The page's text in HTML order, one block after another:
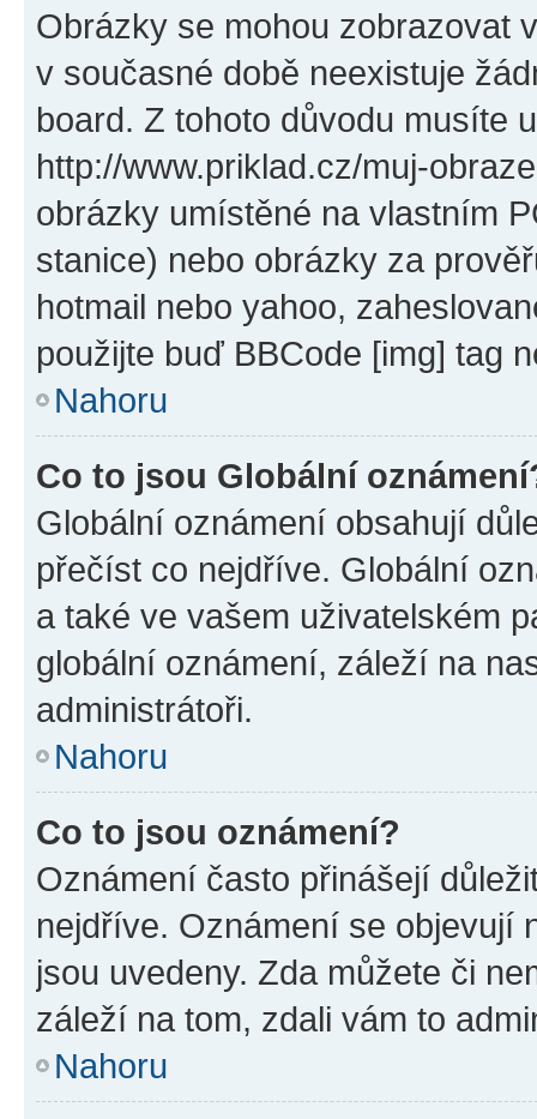
Obrázky se mohou zobrazovat
v současné době neexistuje
board. Z tohoto důvodu musíte
http://www.priklad.cz/muj-
obrázky umístěné na vlastním
stanice) nebo obrázky za
hotmail nebo yahoo,
použijte buď BBCode [img] tag
Nahoru
Co to jsou Globální
Globální oznámení obsahují
přečíst co nejdříve. Globální
a také ve vašem uživatelském
globální oznámení, záleží na
administrátoři.
Nahoru
Co to jsou oznámení?
Oznámení často přinášejí
nejdříve. Oznámení se objevují
jsou uvedeny. Zda můžete či
záleží na tom, zdali vám to
Nahoru